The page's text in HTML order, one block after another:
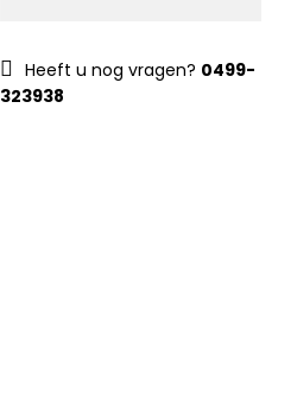
Heeft u nog vragen? 0499-
323938